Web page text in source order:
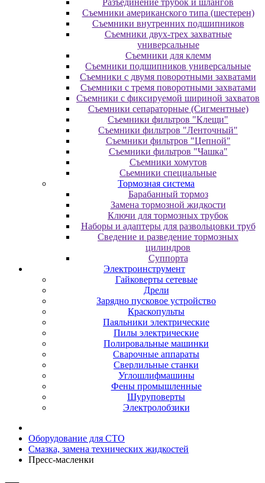
Разъединение трубок и шлангов
Съемники американского типа (шестерен)
Съемники внутренних подшипников
Съемники двух-трех захватные
универсальные
Съемники для клемм
Съемники подшипников универсальные
Съемники с двумя поворотными захватами
Съемники с тремя поворотными захватами
Съемники с фиксируемой шириной захватов
Съемники сепараторные (Сигментные)
Съемники фильтров "Клещи"
Съемники фильтров "Ленточный"
Съемники фильтров "Цепной"
Съемники фильтров "Чашка"
Съемники хомутов
Сьемники специальные
Тормозная система
Барабанный тормоз
Замена тормозной жидкости
Ключи для тормозных трубок
Наборы и адаптеры для развольцовки труб
Сведение и разведение тормозных
цилиндров
Суппорта
Электроинструмент
Гайковерты сетевые
Дрели
Зарядно пусковое устройство
Краскопульты
Паяльники электрические
Пилы электрические
Полировальные машинки
Сварочные аппараты
Сверлильные станки
Углошлифмашины
Фены промышленные
Шуруповерты
Электролобзики
Оборудование для CТО
Смазка, замена технических жидкостей
Пресс-масленки